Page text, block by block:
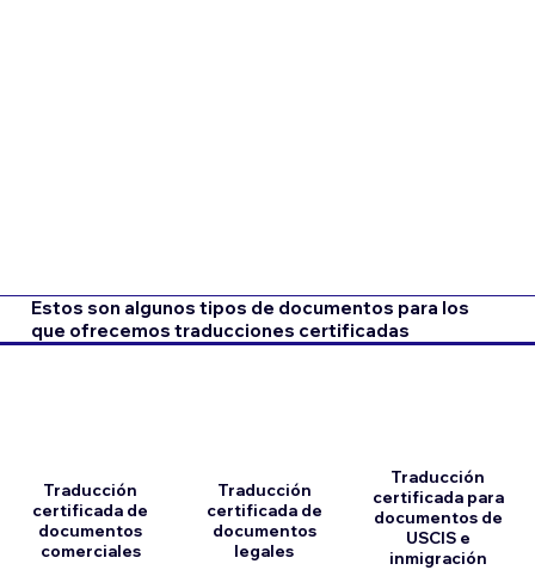
Estos son algunos tipos de documentos para los
que ofrecemos traducciones certificadas
Traducción
certificada de
documentos
comerciales
Traducción
certificada de
documentos
legales
Traducción
certificada para
documentos de
USCIS e
inmigración